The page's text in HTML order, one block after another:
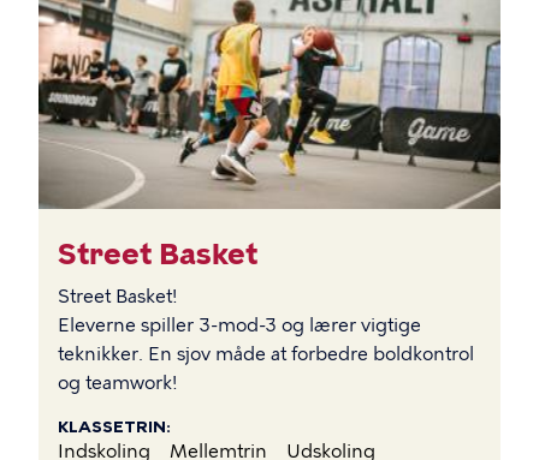
Street Basket
Street Basket!
Eleverne spiller 3-mod-3 og lærer vigtige
teknikker. En sjov måde at forbedre boldkontrol
og teamwork!
KLASSETRIN
Indskoling Mellemtrin
Udskoling